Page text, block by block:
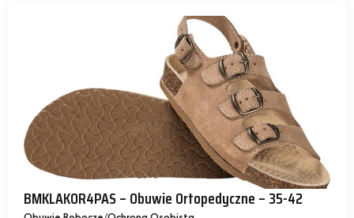
BMKLAKOR4PAS – Obuwie Ortopedyczne – 35-42